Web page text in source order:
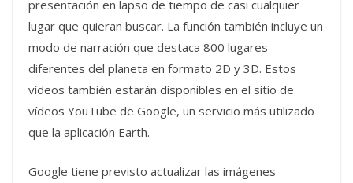
presentación en lapso de tiempo de casi cualquier
lugar que quieran buscar. La función también incluye un
modo de narración que destaca 800 lugares
diferentes del planeta en formato 2D y 3D. Estos
vídeos también estarán disponibles en el sitio de
vídeos YouTube de Google, un servicio más utilizado
que la aplicación Earth.
Google tiene previsto actualizar las imágenes